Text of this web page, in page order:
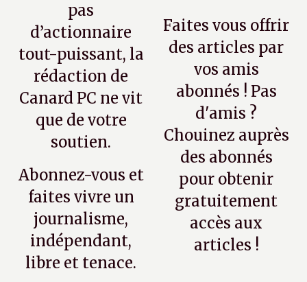
pas
d’actionnaire
tout-puissant, la
rédaction de
Canard PC ne vit
que de votre
soutien.
Abonnez-vous et
faites vivre un
journalisme,
indépendant,
libre et tenace.
Faites vous offrir
des articles par
vos amis
abonnés ! Pas
d'amis ?
Chouinez auprès
des abonnés
pour obtenir
gratuitement
accès aux
articles !